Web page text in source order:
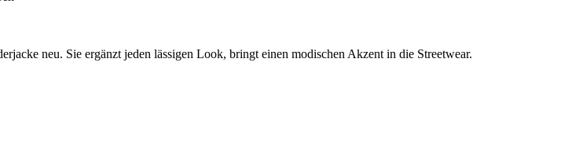
neu. Sie ergänzt jeden lässigen Look, bringt einen modischen Akzent in die Streetwear.